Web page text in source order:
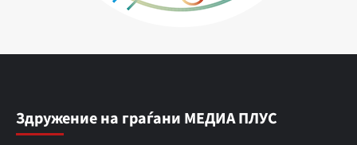
Здружение на граѓани МЕДИА ПЛУС